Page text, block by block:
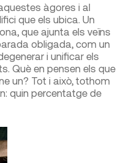
àgores i al
que els ubica. Un
que ajunta els veïns
obligada, com un
i unificar els
Què en pensen els que
un? Tot i això, tothom
quin percentatge de